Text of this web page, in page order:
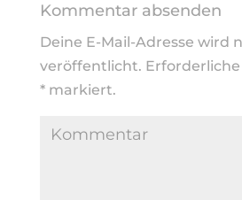
Kommentar absenden
Deine E-Mail-Adresse wird
veröffentlicht.
*markiert.